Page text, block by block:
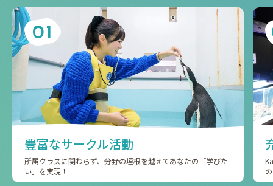
01
豊富なサークル活動
所属クラスに関わらず、分野の垣根を越えてあなたの「学びた
い」を実現！